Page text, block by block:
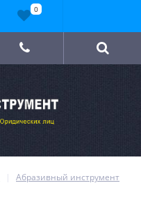
Абразивный инструмент
0